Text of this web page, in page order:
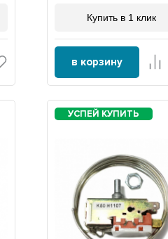
Купить в 1 клик
в корзину